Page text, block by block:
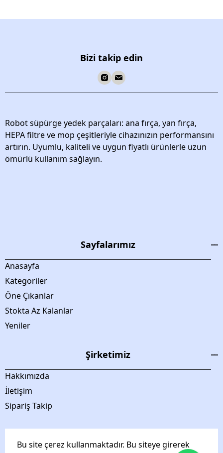
Bu site çerez kullanmaktadır. Bu siteye girerek
Bizi takip edin
Robot süpürge yedek parçaları: ana fırça, yan fırça,
HEPA filtre ve mop çeşitleriyle cihazınızın performansını
artırın. Uyumlu, kaliteli ve uygun fiyatlı ürünlerle uzun
ömürlü kullanım sağlayın.
Sayfalarımız
Anasayfa
Kategoriler
Öne Çıkanlar
Stokta Az Kalanlar
Yeniler
Şirketimiz
Hakkımızda
İletişim
Sipariş Takip